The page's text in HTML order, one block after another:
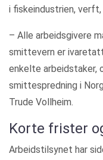
i fiskeindustrien,
– Alle arbeidsgivere
smittevern er
enkelte arbeidstaker,
smittespredning i
Trude Vollheim.
Korte frister
Arbeidstilsynet har